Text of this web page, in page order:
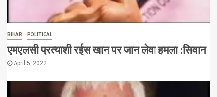
BIHAR POLITICAL
एमएलसी प्रत्याशी रईस खान पर जान लेवा हमला :सिवान
April 5, 2022